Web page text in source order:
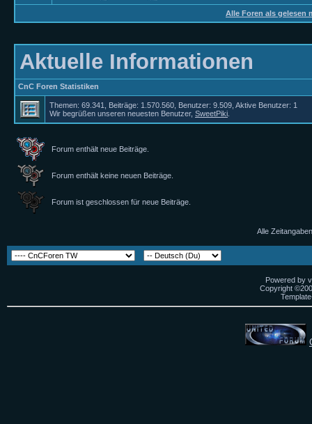
Alle Foren als gelesen
Aktuelle Informationen
CnC Foren Statistiken
Themen: 69.341, Beiträge: 1.570.560, Benutzer: 9.509, Aktive Benutzer: 1
Wir begrüßen unseren neuesten Benutzer, SweetPiki
Forum enthält neue Beiträge.
Forum enthält keine neuen Beiträge.
Forum ist geschlossen für neue Beiträge.
Alle
Powered by
Copyright